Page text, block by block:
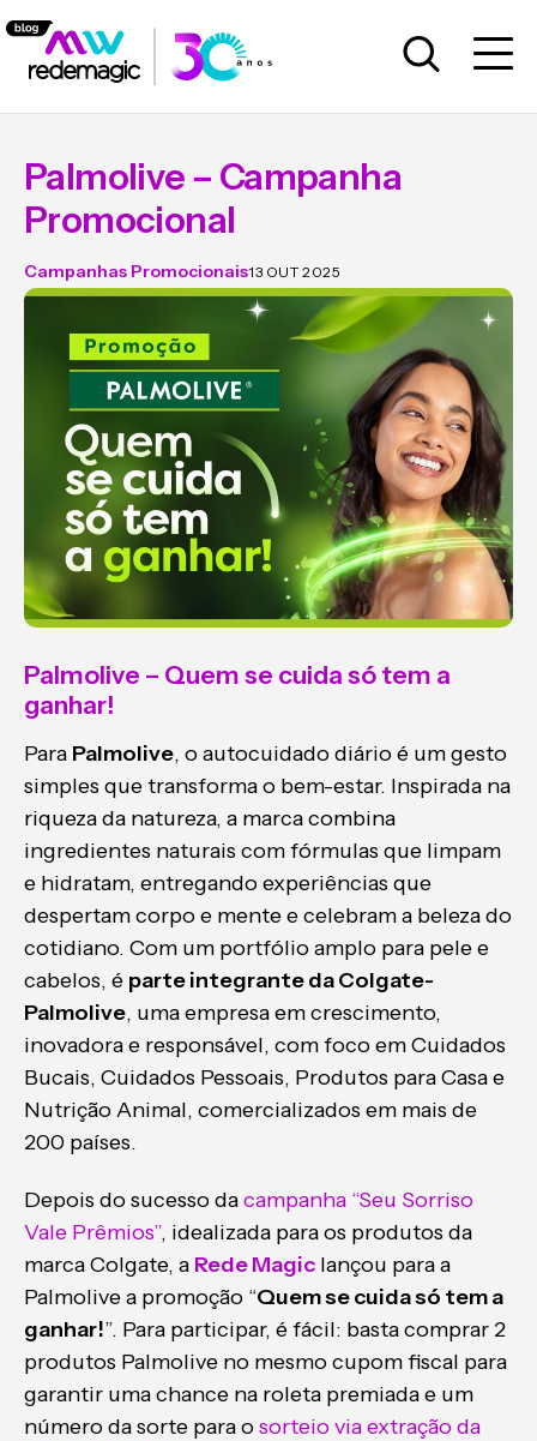
Palmolive – Campanha
Promocional
Campanhas Promocionais13 OUT 2025
Palmolive – Quem se cuida só tem a
ganhar!
Para Palmolive, o autocuidado diário é um gesto
simples que transforma o bem-estar. Inspirada na
riqueza da natureza, a marca combina
ingredientes naturais com fórmulas que limpam
e hidratam, entregando experiências que
despertam corpo e mente e celebram a beleza do
cotidiano. Com um portfólio amplo para pele e
cabelos, é parte integrante da Colgate-
Palmolive, uma empresa em crescimento,
inovadora e responsável, com foco em Cuidados
Bucais, Cuidados Pessoais, Produtos para Casa e
Nutrição Animal, comercializados em mais de
200 países.
Depois do sucesso dacampanha “Seu Sorriso
Vale Prêmios”, idealizada para os produtos da
marca Colgate, a Rede Magic lançou para a
Palmolive a promoção “Quem se cuida só tem a
ganhar!”. Para participar, é fácil: basta comprar 2
produtos Palmolive no mesmo cupom fiscal para
garantir uma chance na roleta premiada e um
número da sorte para osorteio via extração da